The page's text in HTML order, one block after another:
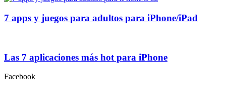
7 apps y juegos para adultos para iPhone/iPad
Las 7 aplicaciones más hot para iPhone
Facebook